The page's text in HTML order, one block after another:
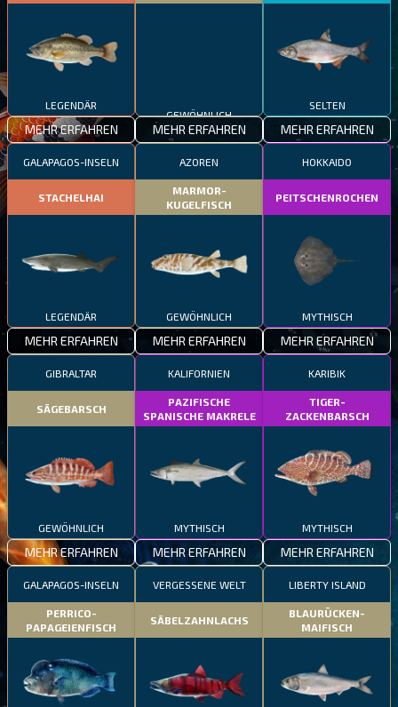
LEGENDÄR
MEHR ERFAHREN
GEWÖHNLICH
MEHR ERFAHREN
SELTEN
MEHR ERFAHREN
GALAPAGOS-INSELN
STACHELHAI
LEGENDÄR
MEHR ERFAHREN
AZOREN
MARMOR-
KUGELFISCH
GEWÖHNLICH
MEHR ERFAHREN
HOKKAIDO
PEITSCHENROCHEN
MYTHISCH
MEHR ERFAHREN
GIBRALTAR
SÄGEBARSCH
GEWÖHNLICH
MEHR ERFAHREN
KALIFORNIEN
PAZIFISCHE
SPANISCHE MAKRELE
MYTHISCH
MEHR ERFAHREN
KARIBIK
TIGER-
ZACKENBARSCH
MYTHISCH
MEHR ERFAHREN
GALAPAGOS-INSELN
PERRICO-
PAPAGEIENFISCH
VERGESSENE WELT
SÄBELZAHNLACHS
LIBERTY ISLAND
BLAURÜCKEN-
MAIFISCH